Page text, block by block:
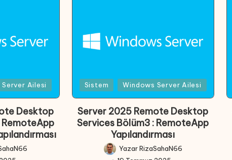
Ailesi
Desktop
Posted
in
Sistem Windows Server Ailesi
Server 2025 Remote Desktop
Services Bölüm3 : RemoteApp
Yapılandırması
Posted
YazarRizaSahaN66